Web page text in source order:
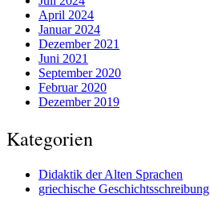
April 2024
Januar 2024
Dezember 2021
Juni 2021
September 2020
Februar 2020
Dezember 2019
Kategorien
Didaktik der Alten Sprachen
griechische Geschichtsschreibung